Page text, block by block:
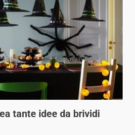
tante idee da brividi